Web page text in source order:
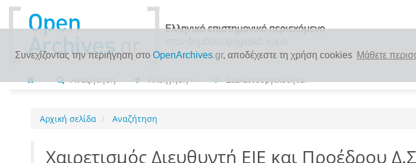
Συνεχίζοντας την περιήγηση στο OpenArchives.gr, αποδέχεστε τη χρήση cookies Μάθετε
Αναζήτηση Πλοήγηση Διαλειτουργικότητα
Αρχική σελίδα Αναζήτηση
Χαιρετισμός Διευθυντή ΕΙΕ και Προέδρου